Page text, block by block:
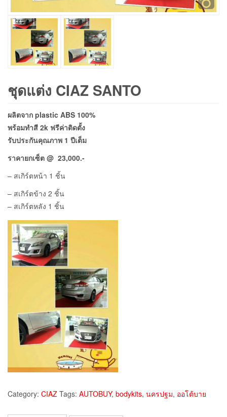
ชุดแต่ง CIAZ SANTO
ผลิตจาก plastic ABS 100%
พร้อมทำสี 2k ฟรีค่าติดตั้ง
รับประกันคุณภาพ 1 ปีเต็ม
ราคายกเซ็ต @ 23,000.-
– สเกิร์ตหน้า 1 ชิ้น
– สเกิร์ตข้าง 2 ชิ้น
– สเกิร์ตหลัง 1 ชิ้น
Category: CIAZ Tags: AUTOBUY, bodykits, นครปฐม, ออโต้บาย